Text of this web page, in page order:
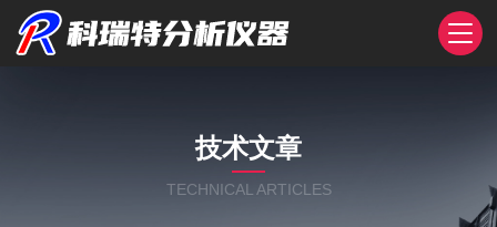
技术文章
TECHNICAL ARTICLES